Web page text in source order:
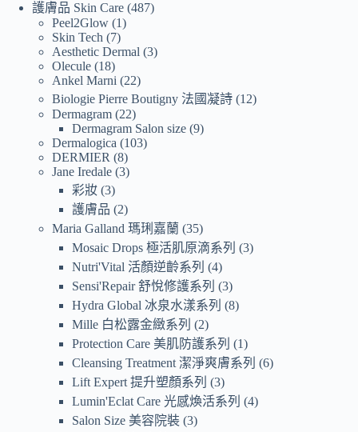
護膚品 Skin Care 487
Peel2Glow 1
Skin Tech
7
Aesthetic Dermal 3
Olecule 18
Ankel Marni
22
Biologie Pierre Boutigny 法國凝詩 12
Dermagram 22
Dermagram Salon size 9
Dermalogica
103
DERMIER
8
Jane Iredale 3
彩妝 3
護膚品
2
Maria Galland 瑪琍嘉蘭 35
Mosaic Drops 極活肌原滴系列
3
Nutri'Vital 活顏逆齡系列
4
Sensi'Repair 舒悅修護系列
3
Hydra Global 冰泉水漾系列
8
Mille 白松露金緻系列
2
Protection Care 美肌防護系列
1
Cleansing Treatment 潔淨爽膚系列
6
Lift Expert 提升塑顏系列
3
Lumin'Eclat Care 光感煥活系列
4
Salon Size 美容院裝 3